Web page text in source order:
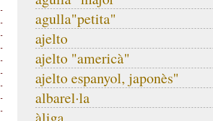
agulla"petita"
ajelto
ajelto "americà"
ajelto espanyol, japonès"
albarel·la